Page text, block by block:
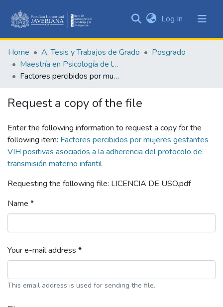
&
Collections
All of DSpace
Statistics
Log In (current)
Home A. Tesis y Trabajos de Grado
Posgrado
Maestría en Psicología de la Salud
Factores percibidos por mujeres gestantes VIH positivas asociados a la adherencia del protocolo de transmisión materno infantil
Request a copy of the file
Enter the following information to request a copy for the
following item: Factores percibidos por mujeres gestantes
VIH positivas asociados a la adherencia del protocolo de
transmisión materno infantil
Requesting the following file: LICENCIA DE USO.pdf
Name *
Your e-mail address *
This email address is used for sending the file.